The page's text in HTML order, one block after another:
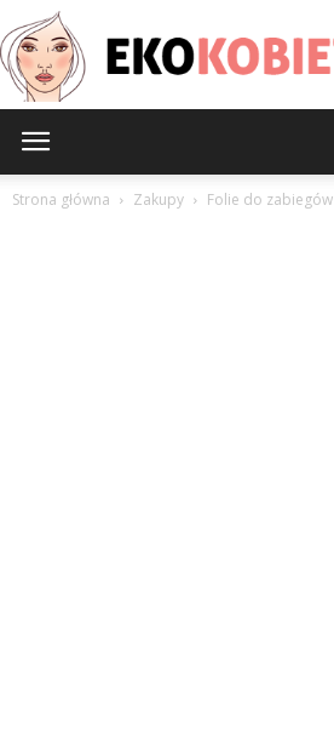
Strona główna Zakupy Folie do zabiegów